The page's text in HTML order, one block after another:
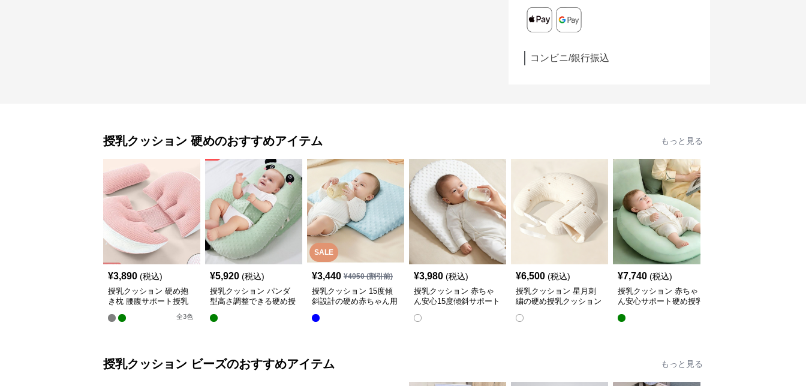
コンビニ/銀行振込
授乳クッション 硬めのおすすめアイテム もっと見る
¥3,890 (税込)
授乳クッション 硬め抱
き枕 腰腹サポート授乳
全3色
¥5,920 (税込)
授乳クッション パンダ
型高さ調整できる硬め授
SALE
¥3,440 ¥4050(割引前)
授乳クッション 15度傾
斜設計の硬め赤ちゃん用
¥3,980 (税込)
授乳クッション 赤ちゃ
ん安心15度傾斜サポート
¥6,500 (税込)
授乳クッション 星月刺
繍の硬め授乳クッション
¥7,740 (税込)
授乳クッション 赤ちゃ
ん安心サポート硬め授乳
授乳クッション ビーズのおすすめアイテム もっと見る